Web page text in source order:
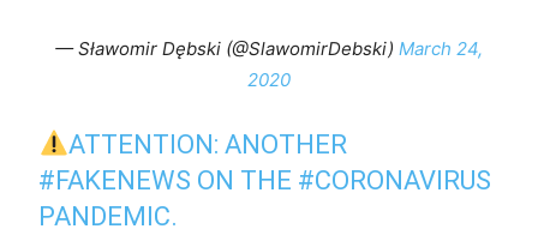
— Sławomir Dębski (@SlawomirDebski) March 24,
2020
ATTENTION: ANOTHER
#FAKENEWS ON THE #CORONAVIRUS
PANDEMIC.